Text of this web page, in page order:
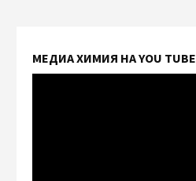
МЕДИА ХИМИЯ НА YOU TUBE